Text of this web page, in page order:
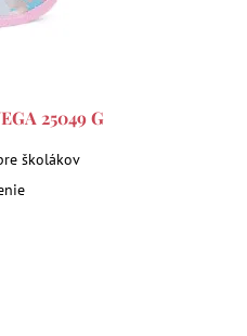
25049 G
školákov